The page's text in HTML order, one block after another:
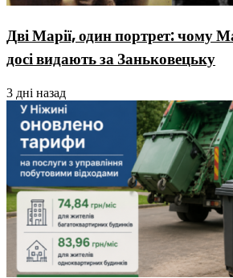
Дві Марії, один портрет: чому
досі видають за Заньковецьку
3 дні назад